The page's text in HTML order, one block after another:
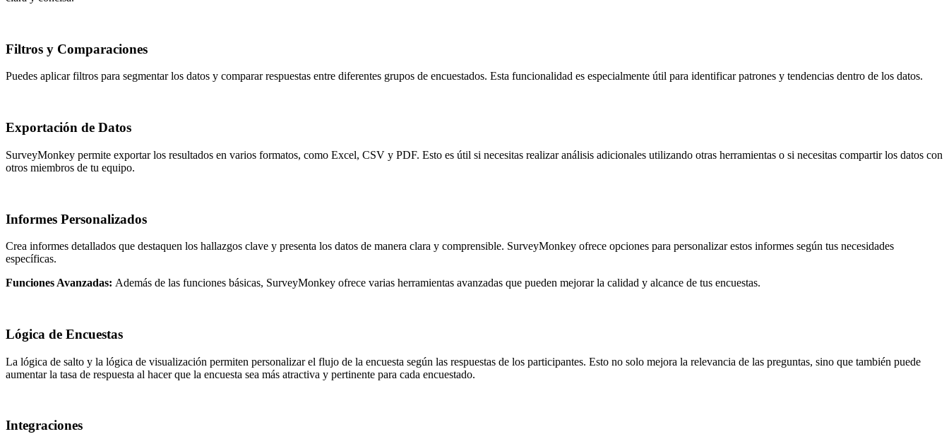
Filtros y Comparaciones
Puedes aplicar filtros para segmentar los datos y comparar respuestas entre diferentes grupos de encuestados. Esta funcionalidad es especialmente útil para identificar patrones y tendencias dentro de los datos.
Exportación de Datos
SurveyMonkey permite exportar los resultados en varios formatos, como Excel, CSV y PDF. Esto es útil si necesitas realizar análisis adicionales utilizando otras herramientas o si necesitas compartir los datos con
otros miembros de tu equipo.
Informes Personalizados
Crea informes detallados que destaquen los hallazgos clave y presenta los datos de manera clara y comprensible. SurveyMonkey ofrece opciones para personalizar estos informes según tus necesidades
específicas.
Funciones Avanzadas: Además de las funciones básicas, SurveyMonkey ofrece varias herramientas avanzadas que pueden mejorar la calidad y alcance de tus encuestas.
Lógica de Encuestas
La lógica de salto y la lógica de visualización permiten personalizar el flujo de la encuesta según las respuestas de los participantes. Esto no solo mejora la relevancia de las preguntas, sino que también puede
aumentar la tasa de respuesta al hacer que la encuesta sea más atractiva y pertinente para cada encuestado.
Integraciones